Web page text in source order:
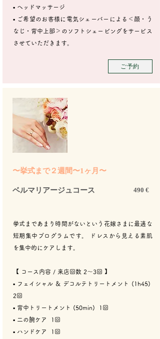
▪︎ ヘッドマッサージ
▪︎ ご希望のお客様に電気シェーバーによる＜顔・う
なじ・背中上部＞のソフトシェービングをサービス
させていただきます。
ご予約
〜挙式まで２週間〜1ヶ月〜
ベルマリアージュコース 490 €
挙式まであまり時間がないという花嫁さまに最適な
短期集中プログラムです。 ドレスから見える素肌
を集中的にケアします。
【 コース内容 / 来店回数 2〜3回 】
​▪︎ フェイシャル ＆ デコルテトリートメント (1h45)
2回​
▪︎ 背中トリートメント (50min) 1回
▪︎ 二の腕ケア 1回
▪︎ ハンドケア 1回